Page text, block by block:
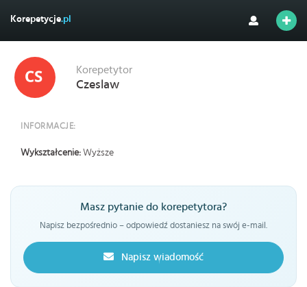
Korepetycje.pl
Korepetytor
Czeslaw
INFORMACJE:
Wykształcenie: Wyższe
Masz pytanie do korepetytora?
Napisz bezpośrednio – odpowiedź dostaniesz na swój e-mail.
Napisz wiadomość